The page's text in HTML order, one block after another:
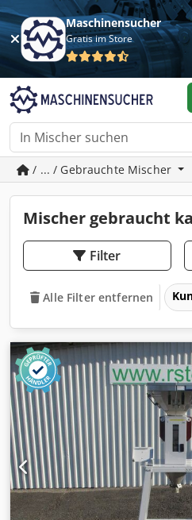
Maschinensucher
Gratis im Store
/ ... / Gebrauchte Mischer
Mischer gebraucht
Filter
Alle Filter entfernen